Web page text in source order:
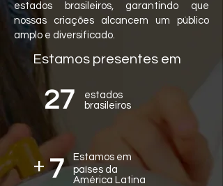
estados brasileiros, garantindo que
nossas criações alcancem um público
amplo e diversificado.
Estamos presentes em
27
estados
brasileiros
+7
países da
América Latina
Estamos em